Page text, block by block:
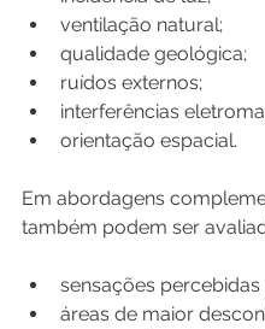
ventilação natural;
qualidade geológica;
ruídos externos;
interferências
orientação espacial.
Em abordagens
também podem ser
sensações percebidas
áreas de maior